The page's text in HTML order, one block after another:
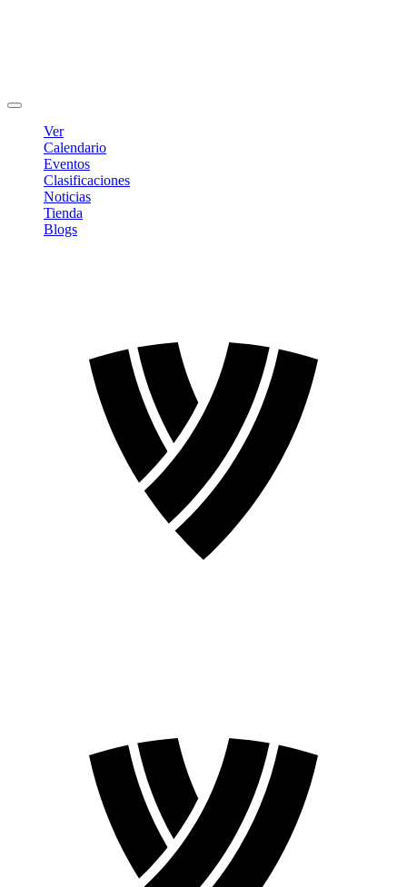
Ver
Calendario
Eventos
Clasificaciones
Noticias
Tienda
Blogs